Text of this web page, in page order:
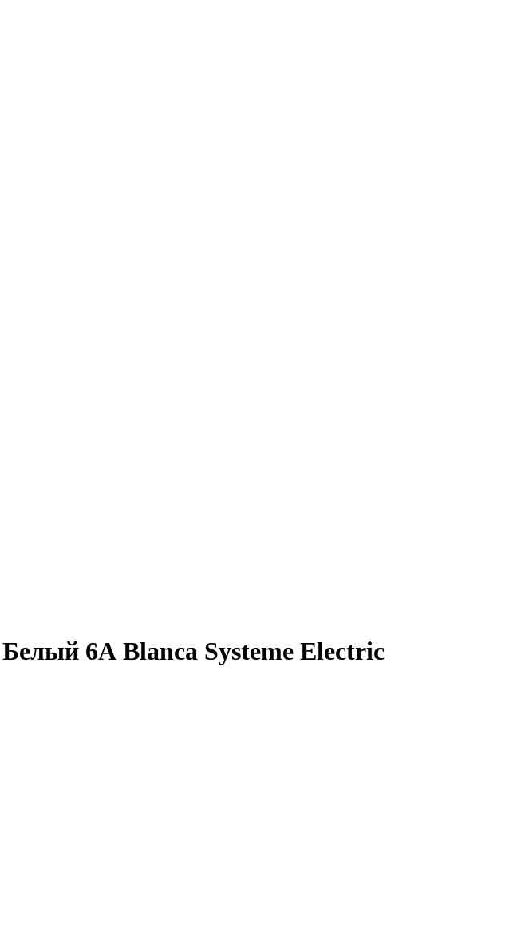
6А Blanca Systeme Electric